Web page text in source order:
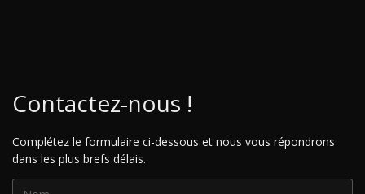
Contactez-nous !
Complétez le formulaire ci-dessous et nous vous répondrons
dans les plus brefs délais.